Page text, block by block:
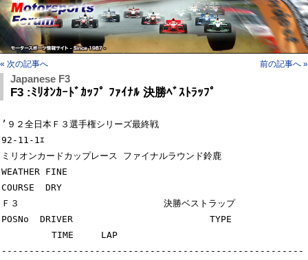
« 次の記事へ 前の記事へ »
Japanese F3
F3 :ﾐﾘｵﾝｶｰﾄﾞｶｯﾌﾟ ﾌｧｲﾅﾙ 決勝ﾍﾞｽﾄﾗｯﾌﾟ
’９２全日本Ｆ３選手権シリーズ最終戦
92-11-1ｴ
ミリオンカードカップレース ファイナルラウンド鈴鹿
WEATHER FINE
COURSE  DRY
Ｆ３     　　                  決勝ベストラップ
POSNo  DRIVER  　　　                  TYPE
TIME     LAP
-------------------------------------------------------